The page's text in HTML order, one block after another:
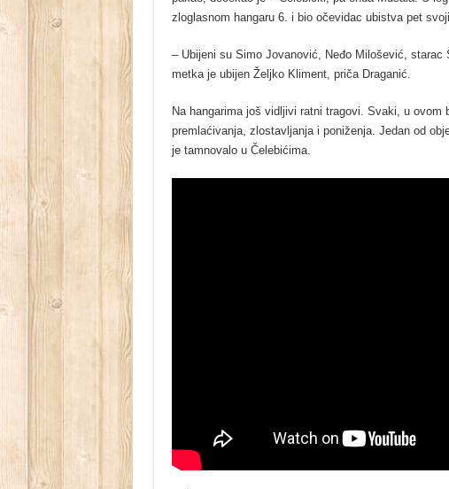
zloglasnom hangaru 6. i bio očevidac ubistva pet
– Ubijeni su Simo Јovanović, Neđo Milošević,
metka je ubijen Željko Kliment, priča Draganić.
Na hangarima još vidljivi ratni tragovi. Svaki, u ovom
premlaćivanja, zlostavljanja i poniženja. Јedan od
je tamnovalo u Čelebićima.